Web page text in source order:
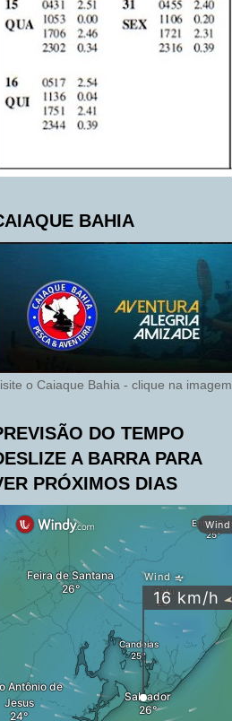
BAHIA
o Caiaque Bahia - clique na imagem
DO TEMPO
A BARRA PARA
PRÓXIMOS DIAS